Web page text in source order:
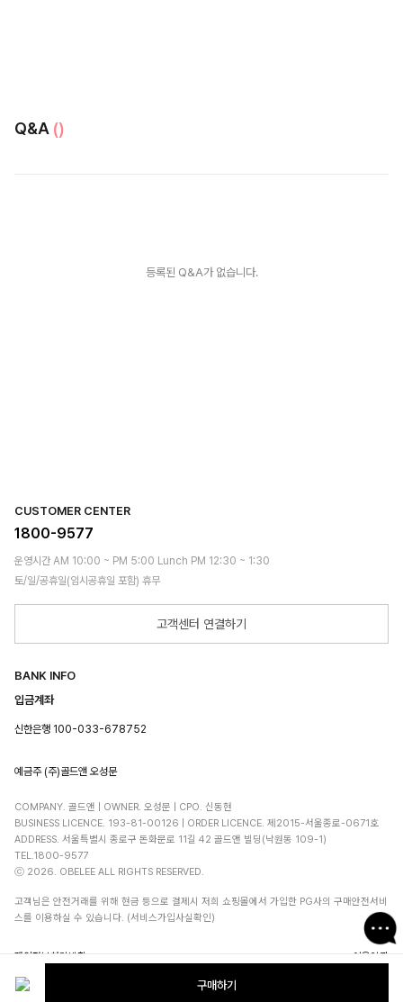
구매하기
Q&A ()
등록된 Q&A가 없습니다.
CUSTOMER CENTER
1800-9577
운영시간 AM 10:00 ~ PM 5:00 Lunch PM 12:30 ~ 1:30
토/일/공휴일(임시공휴일 포함) 휴무
고객센터 연결하기
BANK INFO
입금계좌
신한은행 100-033-678752
예금주 (주)골드앤 오성문
COMPANY. 골드앤 | OWNER. 오성문 | CPO. 신동현
BUSINESS LICENCE. 193-81-00126 | ORDER LICENCE. 제2015-서울종로-0671호
ADDRESS. 서울특별시 종로구 돈화문로 11길 42 골드앤 빌딩(낙원동 109-1)
TEL.1800-9577
ⓒ 2026. OBELEE ALL RIGHTS RESERVED.
고객님은 안전거래를 위해 현금 등으로 결제시 저희 쇼핑몰에서 가입한 PG사의 구매안전서비
스를 이용하실 수 있습니다. (서비스가입사실확인)
개인정보처리방침 이용약관